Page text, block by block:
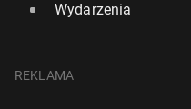
Wydarzenia
REKLAMA